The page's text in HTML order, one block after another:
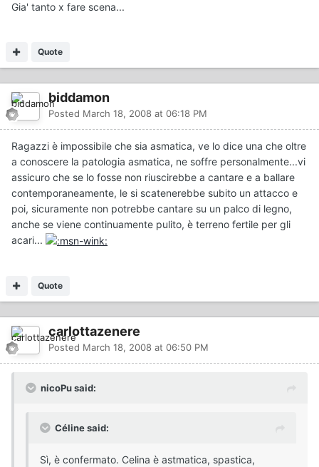
Gia' tanto x fare scena...
Quote
biddamon
Posted March 18, 2008 at 06:18 PM
Ragazzi è impossibile che sia asmatica, ve lo dice una che oltre
a conoscere la patologia asmatica, ne soffre personalmente...vi
assicuro che se lo fosse non riuscirebbe a cantare e a ballare
contemporaneamente, le si scatenerebbe subito un attacco e
poi, sicuramente non potrebbe cantare su un palco di legno,
anche se viene continuamente pulito, è terreno fertile per gli
acari...
Quote
carlottazenere
Posted March 18, 2008 at 06:50 PM
nicoPu said:
Céline said:
Sì, è confermato. Celina è astmatica, spastica,